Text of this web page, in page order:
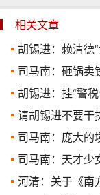
相关文章
胡锡进：赖清德
司马南：砸锅卖
胡锡进：挂“警
请胡锡进不要干
司马南：庞大的
司马南：天才少
河清：关于《南方